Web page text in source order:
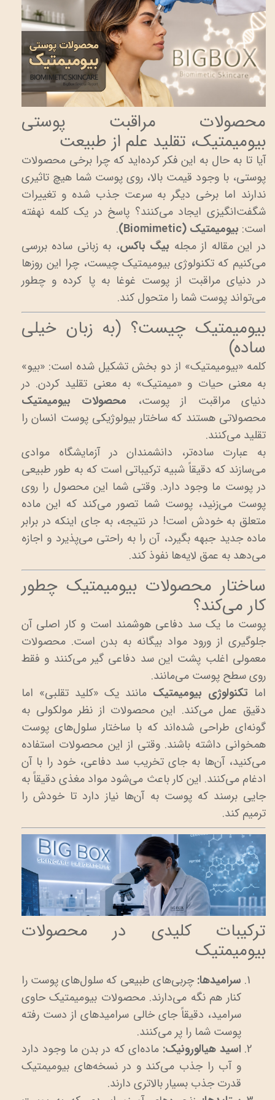
محصولات مراقبت پوستی
بیومیمتیک، تقلید علم از طبیعت
آیا تا به حال به این فکر کرده‌اید که چرا برخی محصولات
پوستی، با وجود قیمت بالا، روی پوست شما هیچ تاثیری
ندارند اما برخی دیگر به سرعت جذب شده و تغییرات
شگفت‌انگیزی ایجاد می‌کنند؟ پاسخ در یک کلمه نهفته
است: بیومیمتیک (Biomimetic)
.
در این مقاله از مجله بیگ باکس، به زبانی ساده بررسی
می‌کنیم که تکنولوژی بیومیمتیک چیست، چرا این روزها
در دنیای مراقبت از پوست غوغا به پا کرده و چطور
می‌تواند پوست شما را متحول کند.
بیومیمتیک چیست؟ (به زبان خیلی
ساده)
کلمه «بیومیمتیک» از دو بخش تشکیل شده است: «بیو»
به معنی حیات و «میمتیک» به معنی تقلید کردن. در
دنیای مراقبت از پوست، محصولات بیومیمتیک
محصولاتی هستند که ساختار بیولوژیکی پوست انسان را
تقلید می‌کنند.
به عبارت ساده‌تر، دانشمندان در آزمایشگاه موادی
می‌سازند که دقیقاً شبیه ترکیباتی است که به طور طبیعی
در پوست ما وجود دارد. وقتی شما این محصول را روی
پوست می‌زنید، پوست شما تصور می‌کند که این ماده
متعلق به خودش است! در نتیجه، به جای اینکه در برابر
ماده جدید جبهه بگیرد، آن را به راحتی می‌پذیرد و اجازه
می‌دهد به عمق لایه‌ها نفوذ کند.
ساختار محصولات بیومیمتیک چطور
کار می‌کند؟
پوست ما یک سد دفاعی هوشمند است و کار اصلی آن
جلوگیری از ورود مواد بیگانه به بدن است. محصولات
معمولی اغلب پشت این سد دفاعی گیر می‌کنند و فقط
روی سطح پوست می‌مانند.
اما تکنولوژی بیومیمتیک مانند یک «کلید تقلبی» اما
دقیق عمل می‌کند. این محصولات از نظر مولکولی به
گونه‌ای طراحی شده‌اند که با ساختار سلول‌های پوست
همخوانی داشته باشند. وقتی از این محصولات استفاده
می‌کنید، آن‌ها به جای تخریب سد دفاعی، خود را با آن
ادغام می‌کنند. این کار باعث می‌شود مواد مغذی دقیقاً به
جایی برسند که پوست به آن‌ها نیاز دارد تا خودش را
ترمیم کند.
ترکیبات کلیدی در محصولات
بیومیمتیک
سرامیدها: چربی‌های طبیعی که سلول‌های پوست را
کنار هم نگه می‌دارند. محصولات بیومیمتیک حاوی
سرامید، دقیقاً جای خالی سرامیدهای از دست رفته
پوست شما را پر می‌کنند.
اسید هیالورونیک: ماده‌ای که در بدن ما وجود دارد
و آب را جذب می‌کند و در نسخه‌های بیومیمتیک
قدرت جذب بسیار بالاتری دارند.